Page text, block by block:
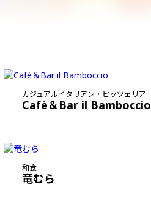
カジュアルイタリアン・ピッツェリア
Cafè＆Bar il Bamboccio
和食
竜むら